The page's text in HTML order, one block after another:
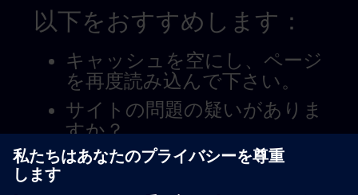
以下をおすすめします：
キャッシュを空にし、ページ
を再度読み込んで下さい。
サイトの問題の疑いがありま
すか？
問題を報告